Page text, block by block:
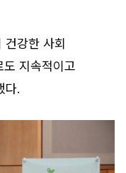
강한 사회
지속적이고
다.